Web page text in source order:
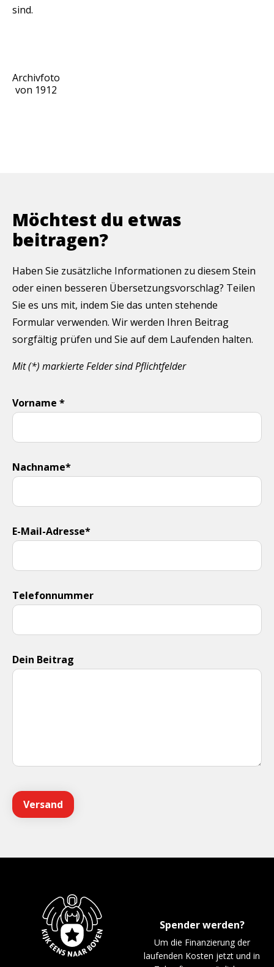
sind.
Archivfoto
von 1912
Möchtest du etwas
beitragen?
Haben Sie zusätzliche Informationen zu diesem Stein
oder einen besseren Übersetzungsvorschlag? Teilen
Sie es uns mit, indem Sie das unten stehende
Formular verwenden. Wir werden Ihren Beitrag
sorgfältig prüfen und Sie auf dem Laufenden halten.
Mit (*) markierte Felder sind Pflichtfelder
Vorname *
Nachname*
E-Mail-Adresse*
Telefonnummer
Dein Beitrag
Spender werden?
Um die Finanzierung der
laufenden Kosten jetzt und in